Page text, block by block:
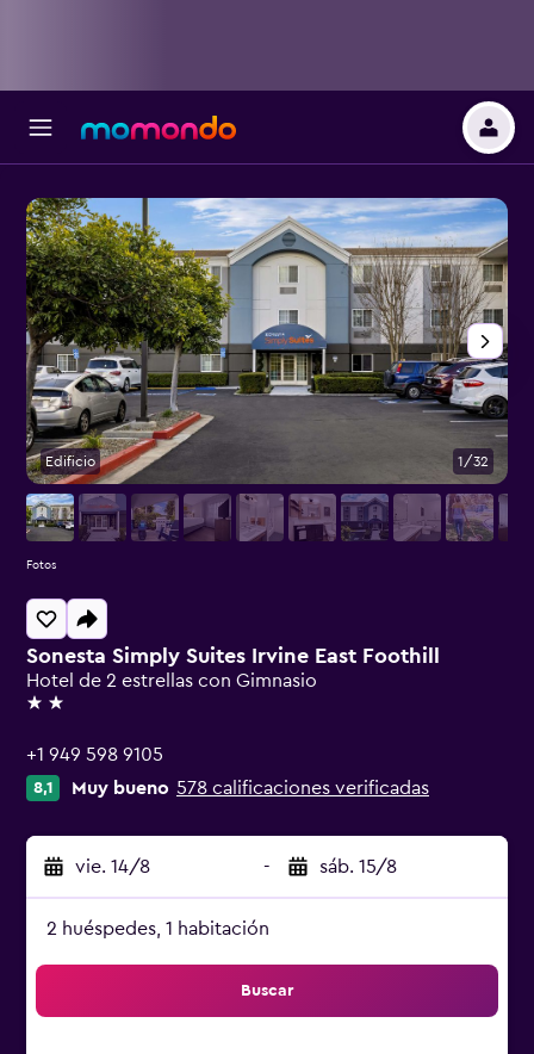
Sonesta Simply Suites Irvine East Foothill
Hotel de 2 estrellas con Gimnasio
2 estrellas
+1 949 598 9105
8,1 Muy bueno 578 calificaciones verificadas
vie. 14/8 - sáb. 15/8
2 huéspedes, 1 habitación
Buscar
Edificio 1/32
Fotos